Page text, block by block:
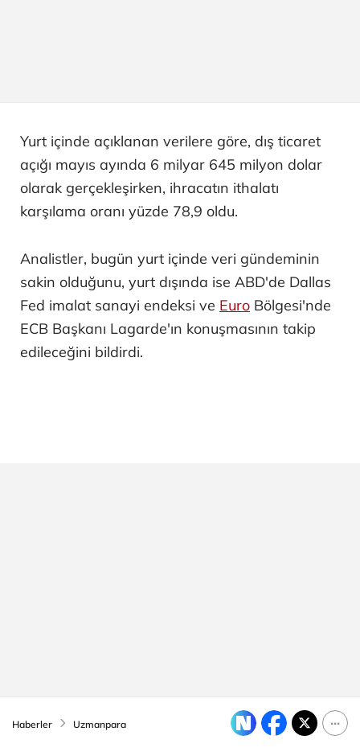
Yurt içinde açıklanan verilere göre, dış ticaret
açığı mayıs ayında 6 milyar 645 milyon dolar
olarak gerçekleşirken, ihracatın ithalatı
karşılama oranı yüzde 78,9 oldu.
Analistler, bugün yurt içinde veri gündeminin
sakin olduğunu, yurt dışında ise ABD'de Dallas
Fed imalat sanayi endeksi ve Euro Bölgesi'nde
ECB Başkanı Lagarde'ın konuşmasının takip
edileceğini bildirdi.
Haberler Uzmanpara